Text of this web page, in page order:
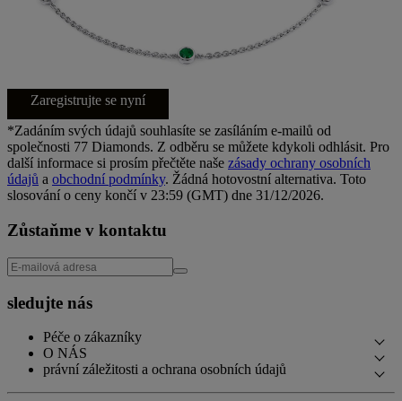
Zaregistrujte se nyní
*Zadáním svých údajů souhlasíte se zasíláním e-mailů od
společnosti 77 Diamonds. Z odběru se můžete kdykoli odhlásit. Pro
další informace si prosím přečtěte naše zásady ochrany osobních
údajů a obchodní podmínky. Žádná hotovostní alternativa. Toto
slosování o ceny končí v 23:59 (GMT) dne 31/12/2026.
Zůstaňme v kontaktu
sledujte nás
Péče o zákazníky
Kontaktujte nás
Rezervovat schůzku
O NÁS
Náš Příběh
právní záležitosti a ochrana osobních údajů
Zásady ochrany osobních údajů